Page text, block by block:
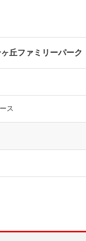
丘ファミリーパーク
ス